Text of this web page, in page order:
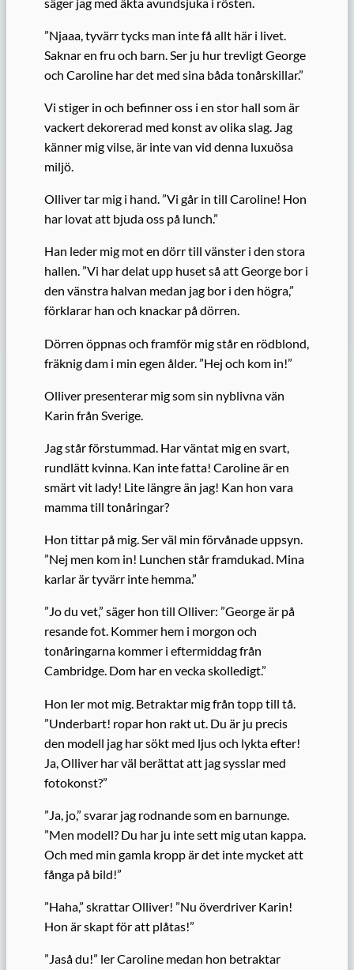
”Njaaa, tyvärr tycks man inte få allt här i livet.
Saknar en fru och barn. Ser ju hur trevligt George
och Caroline har det med sina båda tonårskillar.”
Vi stiger in och befinner oss i en stor hall som är
vackert dekorerad med konst av olika slag. Jag
känner mig vilse, är inte van vid denna luxuösa
miljö.
Olliver tar mig i hand. ”Vi går in till Caroline! Hon
har lovat att bjuda oss på lunch.”
Han leder mig mot en dörr till vänster i den stora
hallen. ”Vi har delat upp huset så att George bor i
den vänstra halvan medan jag bor i den högra,”
förklarar han och knackar på dörren.
Dörren öppnas och framför mig står en rödblond,
fräknig dam i min egen ålder. ”Hej och kom in!”
Olliver presenterar mig som sin nyblivna vän
Karin från Sverige.
Jag står förstummad. Har väntat mig en svart,
rundlätt kvinna. Kan inte fatta! Caroline är en
smärt vit lady! Lite längre än jag! Kan hon vara
mamma till tonåringar?
Hon tittar på mig. Ser väl min förvånade uppsyn.
”Nej men kom in! Lunchen står framdukad. Mina
karlar är tyvärr inte hemma.”
”Jo du vet,” säger hon till Olliver: ”George är på
resande fot. Kommer hem i morgon och
tonåringarna kommer i eftermiddag från
Cambridge. Dom har en vecka skolledigt.”
Hon ler mot mig. Betraktar mig från topp till tå.
”Underbart! ropar hon rakt ut. Du är ju precis
den modell jag har sökt med ljus och lykta efter!
Ja, Olliver har väl berättat att jag sysslar med
fotokonst?”
”Ja, jo,” svarar jag rodnande som en barnunge.
”Men modell? Du har ju inte sett mig utan kappa.
Och med min gamla kropp är det inte mycket att
fånga på bild!”
”Haha,” skrattar Olliver! ”Nu överdriver Karin!
Hon är skapt för att plåtas!”
”Jaså du!” ler Caroline medan hon betraktar